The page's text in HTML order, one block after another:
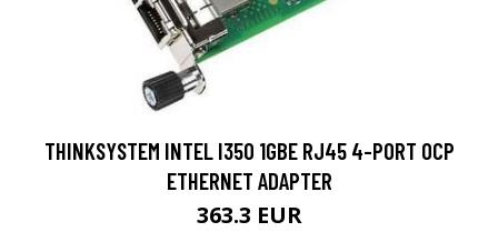
THINKSYSTEM INTEL I350 1GBE RJ45 4-PORT OCP
ETHERNET ADAPTER
363.3 EUR